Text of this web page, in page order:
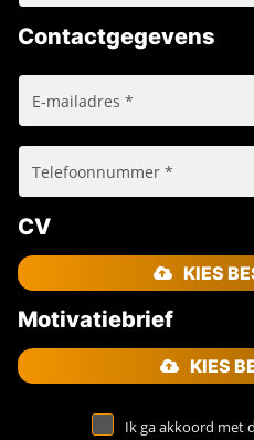
Contactgegevens
CV
KIES
Motivatiebrief
KIES
Ik ga akkoord met